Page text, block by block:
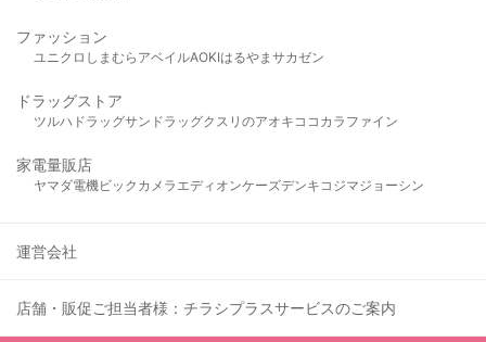
ファッション
ユニクロ しまむら アベイルAOKIはるやま サカゼン
ドラッグストア
ツルハドラッグサンドラッグクスリのアオキ ココカラファイン
家電量販店
ヤマダ電機ビックカメラ エディオンケーズデンキ コジマジョーシン
運営会社
店舗・販促ご担当者様：チラシプラスサービスのご案内